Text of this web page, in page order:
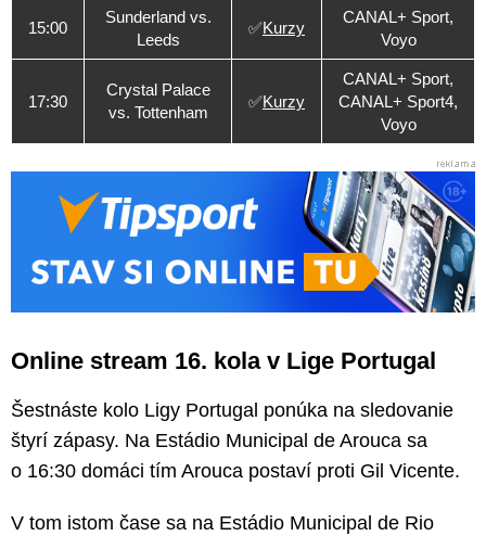
15:00
Sunderland vs.
Leeds
✅Kurzy
CANAL+ Sport,
Voyo
17:30
Crystal Palace
vs. Tottenham
✅Kurzy
CANAL+ Sport,
CANAL+ Sport4,
Voyo
Online stream 16. kola v Lige Portugal
Šestnáste kolo Ligy Portugal ponúka na sledovanie
štyrí zápasy. Na Estádio Municipal de Arouca sa
o 16:30 domáci tím Arouca postaví proti Gil Vicente.
V tom istom čase sa na Estádio Municipal de Rio